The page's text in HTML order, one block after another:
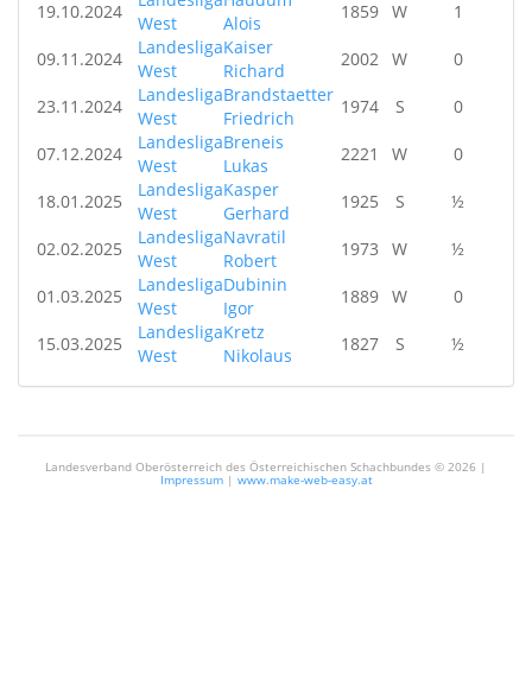
19.10.2024
West
Alois
1859 W 1
09.11.2024
Landesliga
West
Kaiser
Richard
2002 W 0
23.11.2024
Landesliga
West
Brandstaetter
Friedrich
1974 S 0
07.12.2024
Landesliga
West
Breneis
Lukas
2221 W 0
18.01.2025
Landesliga
West
Kasper
Gerhard
1925 S ½
02.02.2025
Landesliga
West
Navratil
Robert
1973 W ½
01.03.2025
Landesliga
West
Dubinin
Igor
1889 W 0
15.03.2025
Landesliga
West
Kretz
Nikolaus
1827 S ½
Landesverband Oberösterreich des Österreichischen Schachbundes © 2026 |
Impressum| www.make-web-easy.at